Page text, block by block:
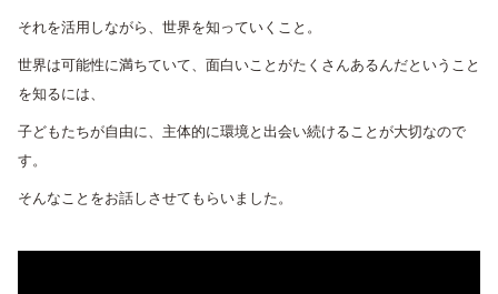
それを活用しながら、世界を知っていくこと。
世界は可能性に満ちていて、面白いことがたくさんあるんだということ
を知るには、
子どもたちが自由に、主体的に環境と出会い続けることが大切なので
す。
そんなことをお話しさせてもらいました。